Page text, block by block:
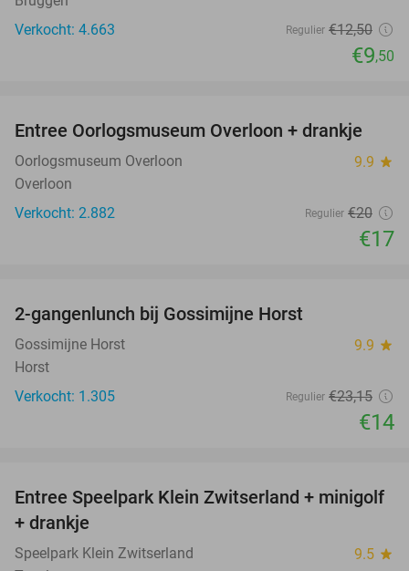
Verkocht: 4.663
Regulier €12,50
€9,50
15%
Entree Oorlogsmuseum Overloon + drankje
Oorlogsmuseum Overloon 9.9 star
Overloon
Verkocht: 2.882
Regulier €20
€17
2-gangenlunch bij Gossimijne Horst
Gossimijne Horst 9.9 star
Horst
Verkocht: 1.305
Regulier €23,15
€14
38%
Entree Speelpark Klein Zwitserland + minigolf
+ drankje
Speelpark Klein Zwitserland 9.5 star